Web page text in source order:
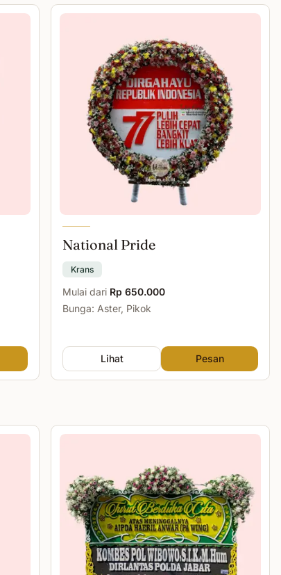
National Pride
Krans
Mulai dari Rp 650.000
Bunga: Aster, Pikok
Lihat Pesan